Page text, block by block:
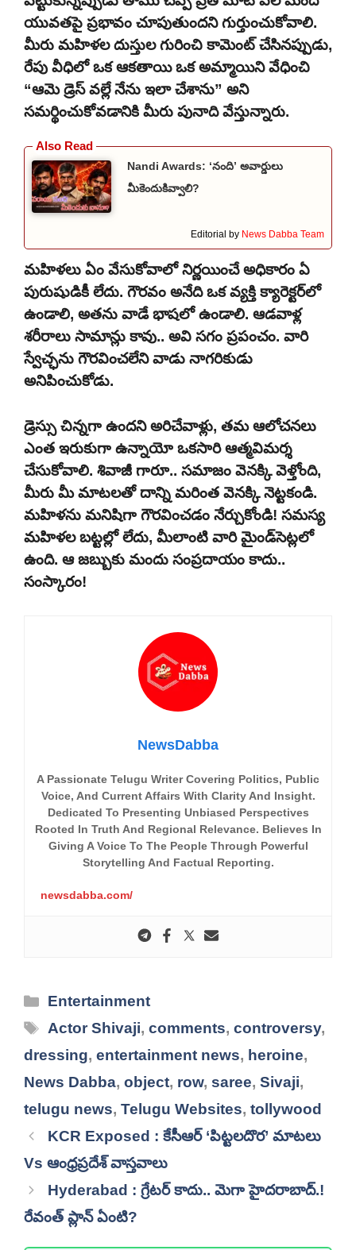
యువతపై ప్రభావం చూపుతుందని గుర్తుంచుకోవాలి.
మీరు మహిళల దుస్తుల గురించి కామెంట్ చేసినప్పుడు,
రేపు వీధిలో ఒక ఆకతాయి ఒక అమ్మాయిని వేధించి
“ఆమె డ్రెస్ వల్లే నేను ఇలా చేశాను” అని
సమర్థించుకోవడానికి మీరు పునాది వేస్తున్నారు.
Nandi Awards: ‘నంది’ అవార్డులు
మీకెందుకివ్వాలి?
Editorial by News Dabba Team
మహిళలు ఏం వేసుకోవాలో నిర్ణయించే అధికారం ఏ
పురుషుడికీ లేదు. గౌరవం అనేది ఒక వ్యక్తి క్యారెక్టర్‌లో
ఉండాలి, అతను వాడే భాషలో ఉండాలి. ఆడవాళ్ల
శరీరాలు సామాన్లు కావు.. అవి సగం ప్రపంచం. వారి
స్వేచ్ఛను గౌరవించలేని వాడు నాగరికుడు
అనిపించుకోడు.
డ్రెస్సు చిన్నగా ఉందని అరిచేవాళ్లు, తమ ఆలోచనలు
ఎంత ఇరుకుగా ఉన్నాయో ఒకసారి ఆత్మవిమర్శ
చేసుకోవాలి. శివాజీ గారూ.. సమాజం వెనక్కి వెళ్తోంది,
మీరు మీ మాటలతో దాన్ని మరింత వెనక్కి నెట్టకండి.
మహిళను మనిషిగా గౌరవించడం నేర్చుకోండి! సమస్య
మహిళల బట్టల్లో లేదు, మీలాంటి వారి మైండ్‌సెట్లలో
ఉంది. ఆ జబ్బుకు మందు సంప్రదాయం కాదు..
సంస్కారం!
NewsDabba
A Passionate Telugu Writer Covering Politics, Public
Voice, And Current Affairs With Clarity And Insight.
Dedicated To Presenting Unbiased Perspectives
Rooted In Truth And Regional Relevance. Believes In
Giving A Voice To The People Through Powerful
Storytelling And Factual Reporting.
newsdabba.com/
Categories
Entertainment
Tags
Actor Shivaji,comments,controversy,
dressing, entertainment news, heroine,
News Dabba, object, row, saree, Sivaji,
telugu news, Telugu Websites, tollywood
KCR Exposed : కేసీఆర్ ‘పిట్టలదొర’ మాటలు
Vs ఆంధ్రప్రదేశ్ వాస్తవాలు
Hyderabad : గ్రేటర్ కాదు.. మెగా హైదరాబాద్.!
రేవంత్ ప్లాన్ ఏంటి?